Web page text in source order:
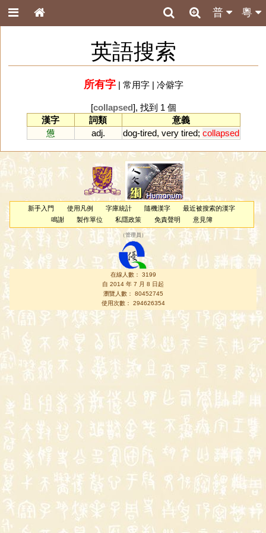
粵
普
英語搜索
所有字| 常用字| 冷僻字
[collapsed], 找到 1 個
漢字
詞類
意義
憊
adj. dog-tired, very tired; collapsed
新手入門 使用凡例 字庫統計 隨機漢字
最近被搜索的漢字
鳴謝
製作單位 私隱政策 免責聲明 意見簿
（管理員 ）
在線人數： 3199
自 2014 年 7 月 8 日起
瀏覽人數： 80452745
使用次數： 294626354